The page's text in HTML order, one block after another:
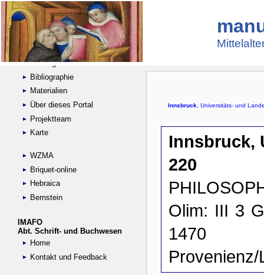
Suche
Handschriftensammlungen
Digitalisierte Handschriften
Kataloge
Bibliographie
Materialien
Über dieses Portal
Projektteam
Karte
WZMA
Briquet-online
Hebraica
Bernstein
IMAFO
Abt. Schrift- und Buchwesen
Home
Kontakt und Feedback